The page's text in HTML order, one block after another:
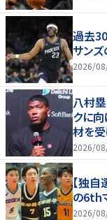
過去
サン
2026/
八村
クに
材を
2026/
【独
の6th
2026/